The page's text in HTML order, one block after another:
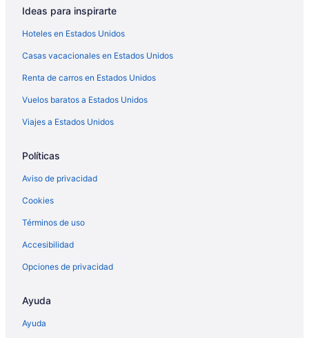
Ideas para inspirarte
Hoteles en Estados Unidos
Casas vacacionales en Estados Unidos
Renta de carros en Estados Unidos
Vuelos baratos a Estados Unidos
Viajes a Estados Unidos
Políticas
Aviso de privacidad
Cookies
Términos de uso
Accesibilidad
Opciones de privacidad
Ayuda
Ayuda